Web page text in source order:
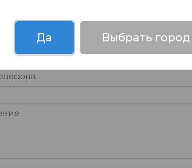
Да Выбрать город